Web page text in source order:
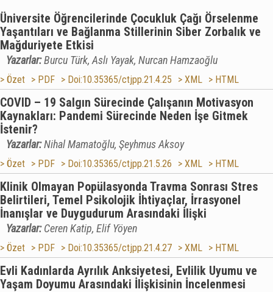
Üniversite Öğrencilerinde Çocukluk Çağı Örselenme
Yaşantıları ve Bağlanma Stillerinin Siber Zorbalık ve
Mağduriyete Etkisi
Yazarlar:Burcu Türk, Aslı Yayak, Nurcan Hamzaoğlu
> Özet > PDF > Doi:10.35365/ctjpp.21.4.25 > XML > HTML
COVID – 19 Salgın Sürecinde Çalışanın Motivasyon
Kaynakları: Pandemi Sürecinde Neden İşe Gitmek
İstenir?
Yazarlar:Nihal Mamatoğlu, Şeyhmus Aksoy
> Özet > PDF > Doi:10.35365/ctjpp.21.5.26 > XML > HTML
Klinik Olmayan Popülasyonda Travma Sonrası Stres
Belirtileri, Temel Psikolojik İhtiyaçlar, İrrasyonel
İnanışlar ve Duygudurum Arasındaki İlişki
Yazarlar:Ceren Katip, Elif Yöyen
> Özet > PDF > Doi:10.35365/ctjpp.21.4.27 > XML > HTML
Evli Kadınlarda Ayrılık Anksiyetesi, Evlilik Uyumu ve
Yaşam Doyumu Arasındaki İlişkisinin İncelenmesi